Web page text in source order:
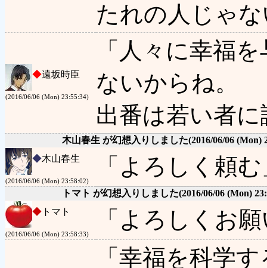
たれの人じゃ
◆遠坂時臣
(2016/06/06 (Mon) 23:55:34)
「人々に幸福
ないからね。
出番は若い者
木山春生 が幻想入りしました(2016/06/06 (Mon)
◆木山春生
(2016/06/06 (Mon) 23:58:02)
「よろしく頼
トマト が幻想入りしました(2016/06/06 (Mon)
◆ トマト
(2016/06/06 (Mon) 23:58:33)
「よろしくお
「幸福を科学